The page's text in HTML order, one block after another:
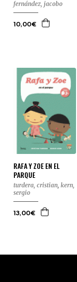
fernández, jacobo
10,00€
RAFA Y ZOE EN EL
PARQUE
turdera, cristian, kern,
sergio
13,00€